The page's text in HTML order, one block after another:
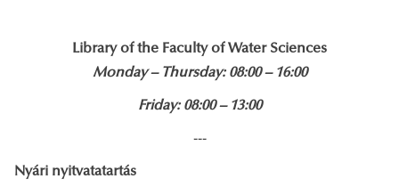
Library of the Faculty of Water Sciences
Monday – Thursday: 08:00 – 16:00
Friday: 08:00 – 13:00
---
Nyári nyitvatatartás